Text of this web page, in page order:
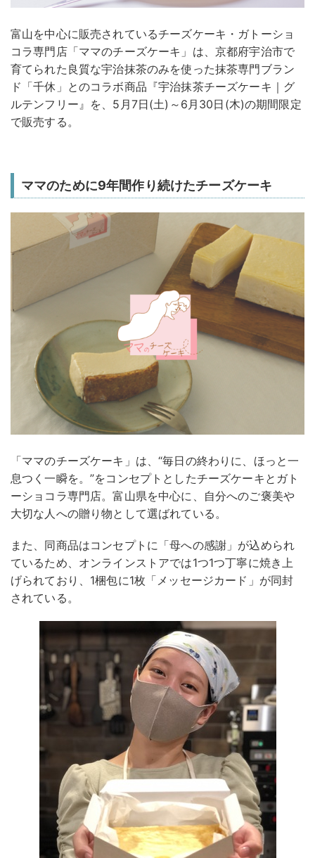
富山を中心に販売されているチーズケーキ・ガトーショ
コラ専門店「ママのチーズケーキ」は、京都府宇治市で
育てられた良質な宇治抹茶のみを使った抹茶専門ブラン
ド「千休」とのコラボ商品『宇治抹茶チーズケーキ｜グ
ルテンフリー』を、5月7日(土)～6月30日(木)の期間限定
で販売する。
ママのために9年間作り続けたチーズケーキ
「ママのチーズケーキ」は、“毎日の終わりに、ほっと一
息つく一瞬を。”をコンセプトとしたチーズケーキとガト
ーショコラ専門店。富山県を中心に、自分へのご褒美や
大切な人への贈り物として選ばれている。
また、同商品はコンセプトに「母への感謝」が込められ
ているため、オンラインストアでは1つ1つ丁寧に焼き上
げられており、1梱包に1枚「メッセージカード」が同封
されている。